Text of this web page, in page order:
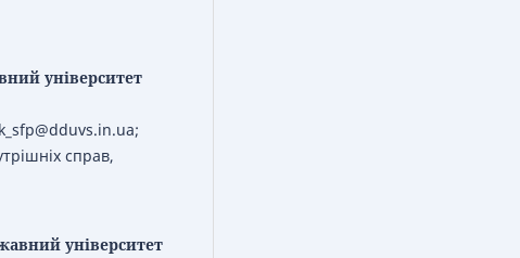
університет
справ,
університет